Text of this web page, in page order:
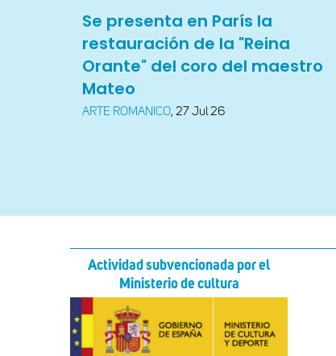
Se presenta en París la
restauración de la "Reina
Orante" del coro del maestro
Mateo
ARTE ROMANICO, 27 Jul 26
Actividad subvencionada por el
Ministerio de cultura